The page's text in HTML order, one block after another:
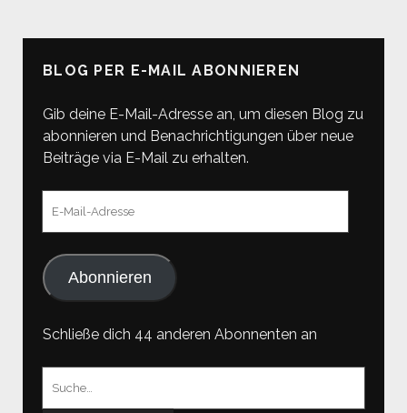
KUGEHRENSPITZE
M)
BLOG PER E-MAIL ABONNIEREN
Gib deine E-Mail-Adresse an, um diesen Blog zu
abonnieren und Benachrichtigungen über neue
Beiträge via E-Mail zu erhalten.
Abonnieren
Schließe dich 44 anderen Abonnenten an